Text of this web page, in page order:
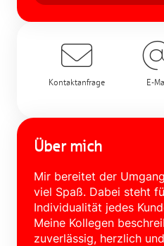
Kontaktanfrage E-
Über mich
Mir bereitet der
viel Spaß. Dabei steht
Individualität jedes
Meine Kollegen
zuverlässig, herzlich